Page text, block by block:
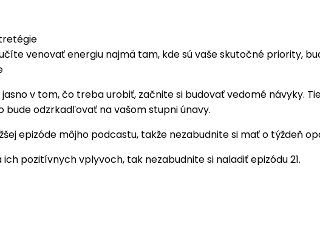
venovať energiu najmä tam, kde sú vaše skutočné priority,
v tom, čo treba urobiť, začnite si budovať vedomé návyky.
odzrkadľovať na vašom stupni únavy.
epizóde môjho podcastu, takže nezabudnite si mať o týždeň
pozitívnych vplyvoch, tak nezabudnite si naladiť epizódu 21.